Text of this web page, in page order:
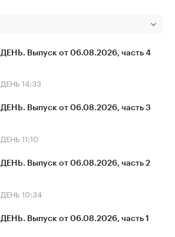
ДЕНЬ. Выпуск от 06.08.2026, часть 4
ДЕНЬ 14:33
ДЕНЬ. Выпуск от 06.08.2026, часть 3
ДЕНЬ 11:10
ДЕНЬ. Выпуск от 06.08.2026, часть 2
ДЕНЬ 10:34
ДЕНЬ. Выпуск от 06.08.2026, часть 1